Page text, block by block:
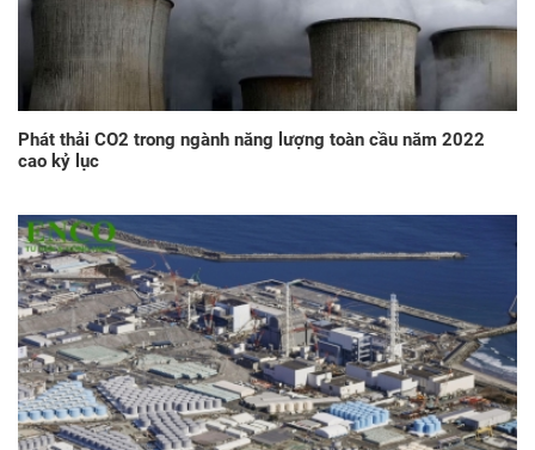
Phát thải CO2 trong ngành năng lượng toàn cầu năm 2022
cao kỷ lục